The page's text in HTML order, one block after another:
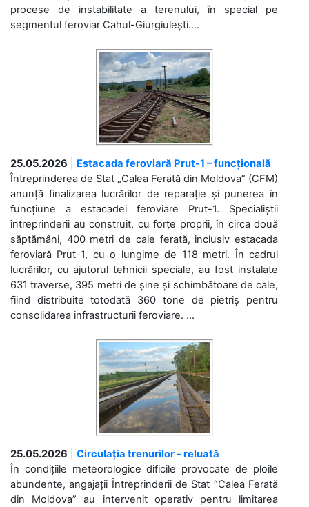
procese de instabilitate a terenului, în special pe
segmentul feroviar Cahul-Giurgiulești....
25.05.2026
Estacada feroviară Prut-1 – funcțională
Întreprinderea de Stat „Calea Ferată din Moldova” (CFM)
anunță finalizarea lucrărilor de reparație și punerea în
funcțiune a estacadei feroviare Prut-1. Specialiștii
întreprinderii au construit, cu forțe proprii, în circa două
săptămâni, 400 metri de cale ferată, inclusiv estacada
feroviară Prut-1, cu o lungime de 118 metri. În cadrul
lucrărilor, cu ajutorul tehnicii speciale, au fost instalate
631 traverse, 395 metri de șine și schimbătoare de cale,
fiind distribuite totodată 360 tone de pietriș pentru
consolidarea infrastructurii feroviare. ...
25.05.2026
Circulația trenurilor - reluată
În condițiile meteorologice dificile provocate de ploile
abundente, angajații Întreprinderii de Stat “Calea Ferată
din Moldova” au intervenit operativ pentru limitarea